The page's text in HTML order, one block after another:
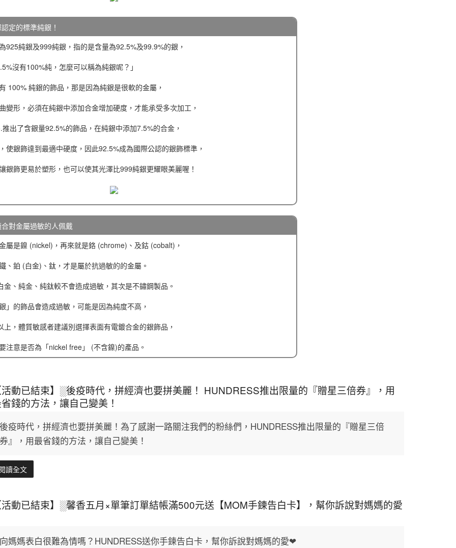
定的標準純銀！
925純銀及999純銀，指的是含量為92.5%及99.9%的銀，
沒有100%純，怎麼可以稱為純銀呢？」
100% 純銀的飾品，那是因為純銀是很軟的金屬，
變形，必須在純銀中添加合金增加硬度，才能承受多次加工，
出了含銀量92.5%的飾品，在純銀中添加7.5%的合金，
使銀飾達到最適中硬度，因此92.5%成為國際公認的銀飾標準，
銀飾更易於塑形，也可以使其光澤比999純銀更耀眼美麗喔！
對金屬過敏的人佩戴
屬是鎳 (nickel)，再來就是鉻 (chrome)、及鈷 (cobalt)，
、鉑 (白金)、鈦，才是屬於抗過敏的的金屬。
金、純金、純鈦較不會造成過敏，其次是不鏽鋼製品。
」的飾品會造成過敏，可能是因為純度不高，
上，體質敏感者建議別選擇表面有電鍍合金的銀飾品，
注意是否為「nickel free」 (不含鎳)的產品。
動已結束】░後疫時代，拼經濟也要拼美麗！ HUNDRESS推出限量的『贈星三倍券』，用
錢的方法，讓自己變美！
後疫時代，拼經濟也要拼美麗！為了感謝一路關注我們的粉絲們，HUNDRESS推出限量的『贈星三倍
券』，用最省錢的方法，讓自己變美！
讀全文
動已結束】░馨香五月×單筆訂單結帳滿500元送【MOM手鍊告白卡】，幫你訴說對媽媽的愛
向媽媽表白很難為情嗎？HUNDRESS送你手鍊告白卡，幫你訴說對媽媽的愛❤